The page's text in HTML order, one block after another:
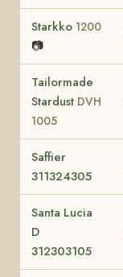
Starkko 1200
📷
Tailormade
Stardust DVH
1005
Saffier
311324305
Santa Lucia
D
312303105